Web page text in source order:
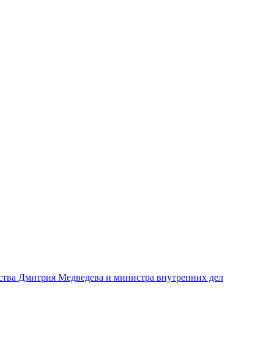
Дмитрия Медведева и министра внутренних дел